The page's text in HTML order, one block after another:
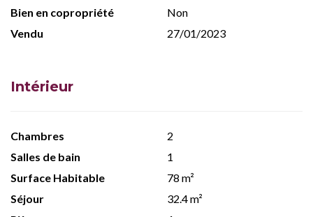
Bien en copropriété
Non
Vendu
27/01/2023
Intérieur
Chambres
2
Salles de bain
1
Surface Habitable
78 m²
Séjour
32.4 m²